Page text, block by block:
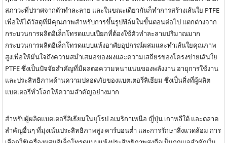
สภาวะที่ปราศจากตัวทำละลาย และในขณะเดียวกันก็ทำการสร้างเส้นใย PTFE
เพื่อให้ได้วัสดุที่มีคุณภาพสำหรับการขึ้นรูปฟิล์มในขั้นตอนต่อไป แตกต่างจาก
กระบวนการผลิตอิเล็กโทรดแบบเปียกที่ต้องใช้ตัวทำละลายปริมาณมาก
กระบวนการผลิตอิเล็กโทรดแบบแห้งอาศัยอุปกรณ์ผสมและทำเส้นใยคุณภาพ
สูงเพื่อให้มั่นใจถึงความสม่ำเสมอของผงและความเสถียรของโครงข่ายเส้นใย
PTFE ซึ่งเป็นปัจจัยสำคัญที่มีผลต่อความหนาแน่นของพลังงาน อายุการใช้งาน
และประสิทธิภาพด้านความปลอดภัยของแบตเตอรี่ลิเธียม ซึ่งเป็นสิ่งที่ผู้ผลิต
แบตเตอรี่ทั่วโลกให้ความสำคัญอย่างมาก
สำหรับผู้ผลิตแบตเตอรี่ลิเธียมในยุโรป อเมริกาเหนือ ญี่ปุ่น เกาหลีใต้ และตลาด
สำคัญอื่นๆ ที่มุ่งเน้นประสิทธิภาพสูง คาร์บอนต่ำ และการรักษาสิ่งแวดล้อม การ